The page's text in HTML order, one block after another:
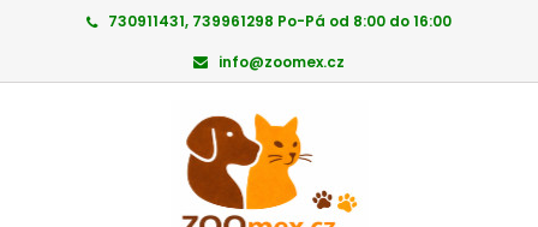
730911431, 739961298 Po-Pá od 8:00 do 16:00
info@zoomex.cz